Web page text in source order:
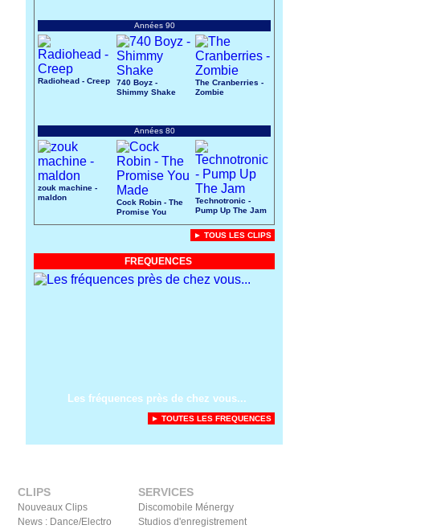
Années 90
Radiohead - Creep
740 Boyz -
Shimmy Shake
The Cranberries -
Zombie
Années 80
zouk machine -
maldon
Cock Robin - The
Promise You
Technotronic -
Pump Up The Jam
► TOUS LES CLIPS
FREQUENCES
Les fréquences près de chez vous...
► TOUTES LES FREQUENCES
CLIPS
Nouveaux Clips
News : Dance/Electro
SERVICES
Discomobile Ménergy
Studios d'enregistrement